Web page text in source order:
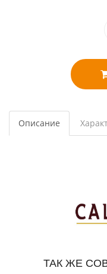
Описание
ТАК ЖЕ